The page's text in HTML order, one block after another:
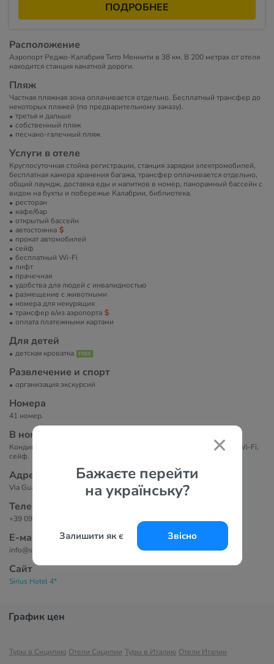
Бажаєте перейти
на українську?
Залишити як є Звісно
ПОДРОБНЕЕ
Расположение
Аэропорт Реджо-Калабрия Тито Меннити в 38 км. В 200 метрах от отеля
находится станция канатной дороги.
Пляж
Частная пляжная зона оплачивается отдельно. Бесплатный трансфер до
некоторых пляжей (по предварительному заказу).
третья и дальше
собственный пляж
песчано-галечный пляж
Услуги в отеле
Круглосуточная стойка регистрации, станция зарядки электромобилей,
бесплатная камера хранения багажа, трансфер оплачивается отдельно,
общий лаундж, доставка еды и напитков в номер, панорамный бассейн с
видом на бухты и побережье Калабрии, библиотека.
ресторан
кафе/бар
открытый бассейн
автостоянка
прокат автомобилей
сейф
бесплатный Wi-Fi
лифт
прачечная
удобства для людей с инвалидностью
размещение с животными
номера для некурящих
трансфер в/из аэропорта
оплата платежными картами
Для детей
детская кроватка
Развлечение и спорт
организация экскурсий
Номера
41 номер.
В номерах
Кондиционер, ванная комната, телевизор, мини-бар, бесплатный Wi-Fi,
сейф.
Адрес
Via Guardiola Vecchia, 34 - 98039 Taormina (ME), Италия
Телефоны
+39 0942 23 477
Е-маil
info@siriushotel.it
Сайт
Sirius Hotel 4*
График цен
Туры в Сицилию Отели Сицилии Туры в Италию Отели Италии